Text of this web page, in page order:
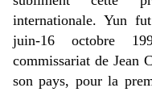
internationale. Yun
juin-16 octobre
commissariat de Jean
son pays, pour la